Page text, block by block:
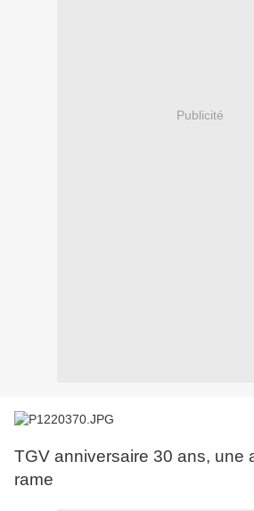
Publicité
TGV anniversaire 30 ans, une
rame